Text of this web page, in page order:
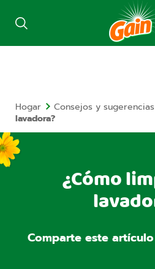
Hogar Consejos y sugerencias
lavadora?
¿Cómo
Comparte este artículo